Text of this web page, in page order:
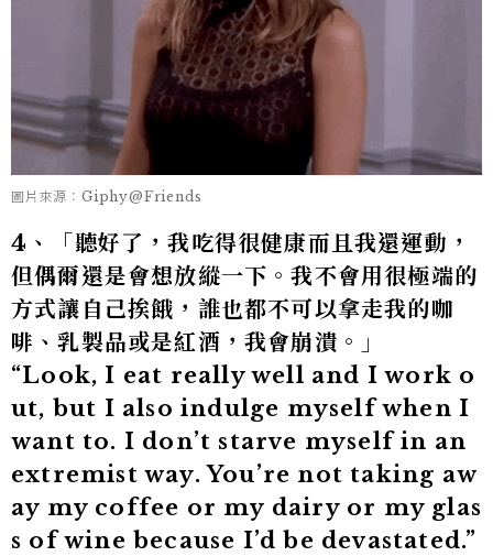
圖片來源：Giphy@Friends
4、「聽好了，我吃得很健康而且我還運動，
但偶爾還是會想放縱一下。我不會用很極端的
方式讓自己挨餓，誰也都不可以拿走我的咖
啡、乳製品或是紅酒，我會崩潰。」
“Look, I eat really well and I work o
ut, but I also indulge myself when I
want to. I don’t starve myself in an
extremist way. You’re not taking aw
ay my coffee or my dairy or my glas
s of wine because I’d be devastated.”